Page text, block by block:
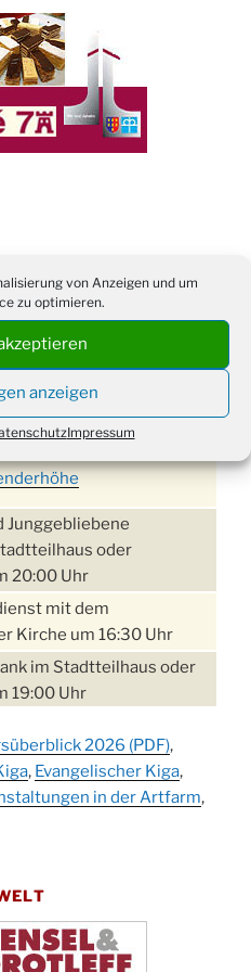
von Anzeigen und um
zu optimieren.
anzeigen
Impressum
Ev. Jugend in Berlin für
des TC77 am
in der Kirche um
Junggebliebene
oder
20:00 Uhr
mit dem
Kirche um 16:30 Uhr
im Stadtteilhaus oder
19:00 Uhr
Uhr
Stadtteilhaus
Gemeindehaus von 10-
um 18:00 Uhr in der
2026 (PDF),
, Evangelischer Kiga,
in der Artfarm,